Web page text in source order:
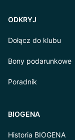
ODKRYJ
Dołącz do klubu
Bony podarunkowe
Poradnik
BIOGENA
Historia BIOGENA